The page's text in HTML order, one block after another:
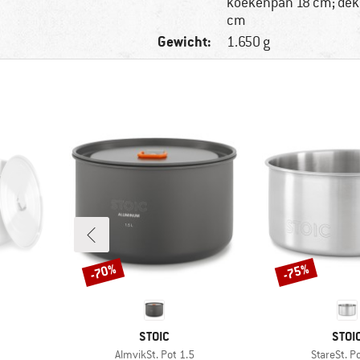
cm
Gewicht: 1.650 g
MERK
STOIC
Artikel
AlmvikSt. Pot 1.5
Korting
-70%
Artikel
StareSt.
Korting
-75%